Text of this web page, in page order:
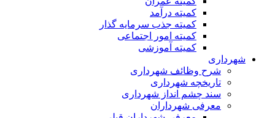
کمیته درآمد
کمیته جذب سرمایه گذار
کمیته امور اجتماعی
کمیته آموزشی
شهرداری
شرح وظائف شهرداری
تاریخچه شهرداری
سند چشم انداز شهرداری
معرفی شهرداران